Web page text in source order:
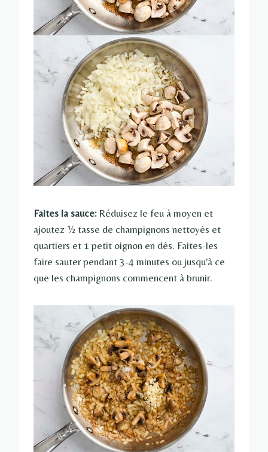
Faites la sauce: Réduisez le feu à moyen et
ajoutez ½ tasse de champignons nettoyés et
quartiers et 1 petit oignon en dés. Faites-les
faire sauter pendant 3-4 minutes ou jusqu'à ce
que les champignons commencent à brunir.